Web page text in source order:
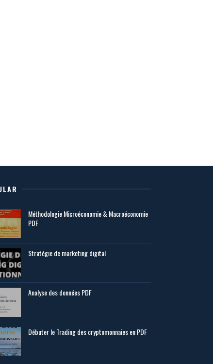
Méthodologie Microéconomie & Macroéconomie
PDF
Stratégie de marketing digital
Analyse des données PDF
Débuter le Trading des cryptomonnaies en PDF